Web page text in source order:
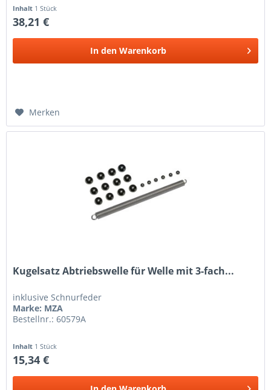
Inhalt 1 Stück
38,21 €
In den Warenkorb
Merken
Kugelsatz Abtriebswelle für Welle mit 3-fach...
inklusive Schnurfeder
Marke: MZA
Bestellnr.: 60579A
Inhalt 1 Stück
15,34 €